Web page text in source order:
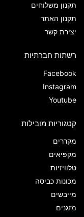
תקנון משלוחים
תקנון האתר
יצירת קשר
רשתות חברתיות
Facebook
Instagram
Youtube
קטגוריות מובילות
מקררים
מקפיאים
טלוויזיות
מכונות כביסה
מייבשים
מזגנים